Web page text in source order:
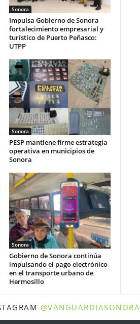
Sonora
Impulsa Gobierno de Sonora
fortalecimiento empresarial y
turístico de Puerto Peñasco:
UTPP
Sonora
PESP mantiene firme estrategia
operativa en municipios de
Sonora
Sonora
Gobierno de Sonora continúa
impulsando el pago electrónico
en el transporte urbano de
Hermosillo
@VANGUARDIASONORA